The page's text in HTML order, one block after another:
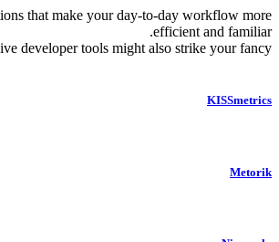
integrations that make your day-to-day
efficient and
extensive developer tools might also strike